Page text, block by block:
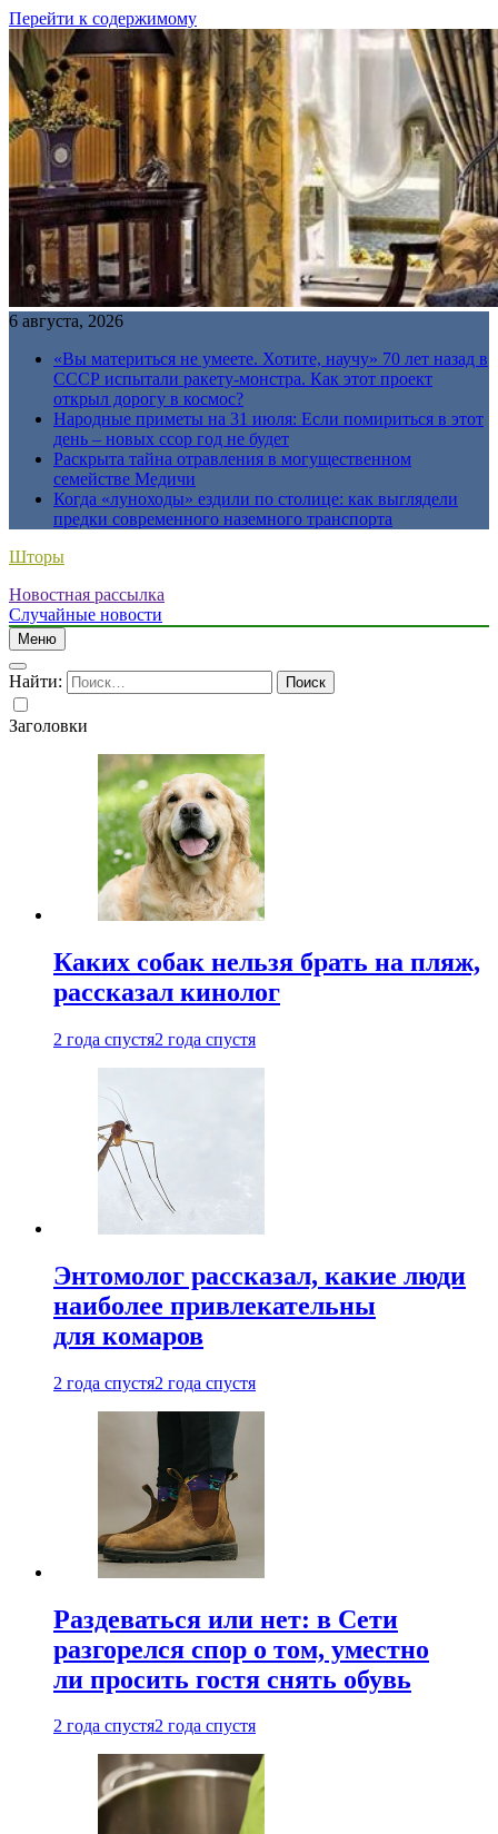
Перейти к содержимому
6 августа, 2026
«Вы материться не умеете. Хотите, научу» 70 лет назад в
СССР испытали ракету-монстра. Как этот проект
открыл дорогу в космос?
Народные приметы на 31 июля: Если помириться в этот
день – новых ссор год не будет
Раскрыта тайна отравления в могущественном
семействе Медичи
Когда «луноходы» ездили по столице: как выглядели
предки современного наземного транспорта
Шторы
Новостная рассылка
Случайные новости
Меню
Найти:
Заголовки
Каких собак нельзя брать на пляж,
рассказал кинолог
2 года спустя2 года спустя
Энтомолог рассказал, какие люди
наиболее привлекательны
для комаров
2 года спустя2 года спустя
Раздеваться или нет: в Сети
разгорелся спор о том, уместно
ли просить гостя снять обувь
2 года спустя2 года спустя